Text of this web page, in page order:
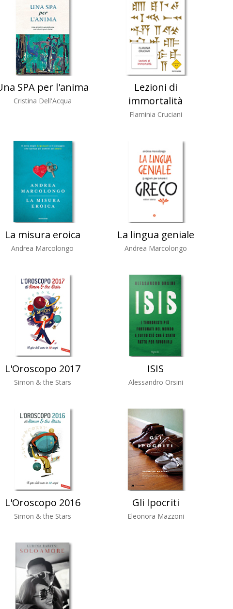
SPA per l'anima
Cristina Dell'Acqua
Lezioni di
immortalità
Flaminia Cruciani
La misura eroica
Andrea Marcolongo
La lingua geniale
Andrea Marcolongo
L'Oroscopo 2017
Simon & the Stars
ISIS
Alessandro Orsini
L'Oroscopo 2016
Simon & the Stars
Gli Ipocriti
Eleonora Mazzoni